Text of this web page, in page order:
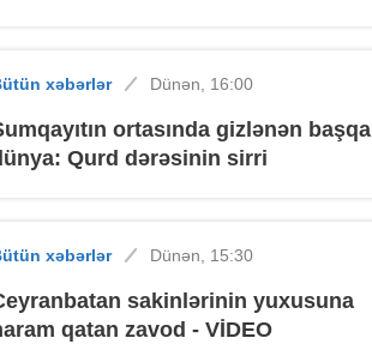
xəbərlər Dünən, 16:00
ortasında gizlənən başqa
Qurd dərəsinin sirri
xəbərlər Dünən, 15:30
sakinlərinin yuxusuna
qatan zavod - VİDEO